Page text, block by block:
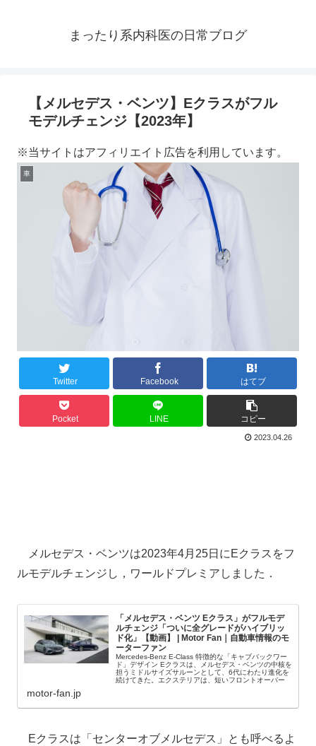
まったり系内科医の日常ブログ
【メルセデス・ベンツ】Eクラスがフル
モデルチェンジ【2023年】
※当サイトはアフィリエイト広告を利用しています。
車
Twitter Facebook はてブ
Pocket LINE コピー
2023.04.26
メルセデス・ベンツは2023年4月25日にEクラスをフ
ルモデルチェンジし，ワールドプレミアしました．
「メルセデス・ベンツ Eクラス」がフルモデ
ルチェンジ「ついに全グレードがハイブリッ
ド化」【動画】 | Motor Fan｜自動車情報のモ
ーターファン
Mercedes-Benz E-Class 特徴的な「キャブバックワー
ド」デザイン Eクラスは、メルセデス・ベンツの中核を
担うミドルサイズサルーンとして、6代にわたり進化を
続けてきた。エクステリアは、短いフロントオーバー
motor-fan.jp
Eクラスは「センターオブメルセデス」とも呼べるよ